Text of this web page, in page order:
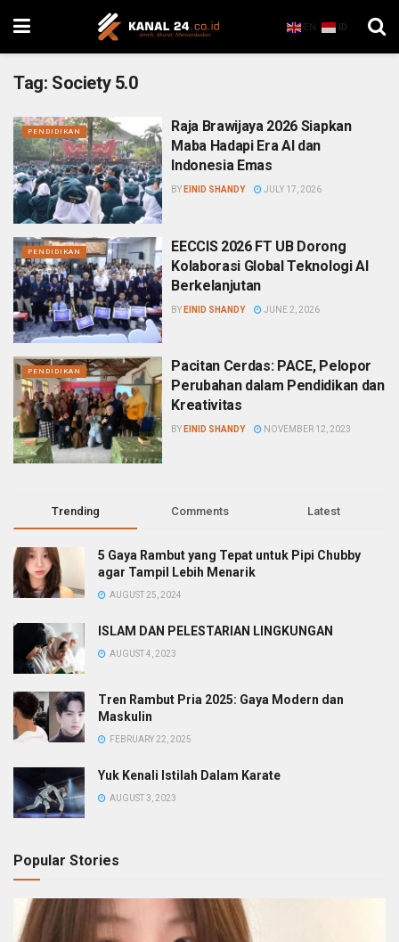
EN ID
Tag: Society 5.0
PENDIDIKAN
Raja Brawijaya 2026 Siapkan
Maba Hadapi Era AI dan
Indonesia Emas
BY EINID SHANDY JULY 17, 2026
PENDIDIKAN
EECCIS 2026 FT UB Dorong
Kolaborasi Global Teknologi AI
Berkelanjutan
BY EINID SHANDY JUNE 2, 2026
PENDIDIKAN
Pacitan Cerdas: PACE, Pelopor
Perubahan dalam Pendidikan dan
Kreativitas
BY EINID SHANDY NOVEMBER 12, 2023
Trending Comments Latest
5 Gaya Rambut yang Tepat untuk Pipi Chubby
agar Tampil Lebih Menarik
AUGUST 25, 2024
ISLAM DAN PELESTARIAN LINGKUNGAN
AUGUST 4, 2023
Tren Rambut Pria 2025: Gaya Modern dan
Maskulin
FEBRUARY 22, 2025
Yuk Kenali Istilah Dalam Karate
AUGUST 3, 2023
Popular Stories